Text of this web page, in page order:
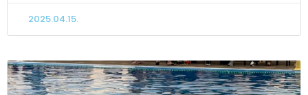
2025.04.15.